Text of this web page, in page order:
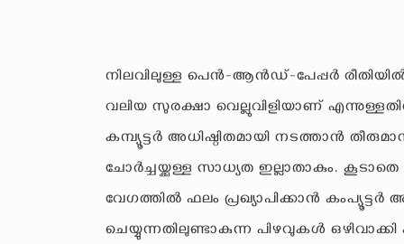
നിലവിലുള്ള പെൻ-ആൻഡ്-പേപ്പർ രീതിയിൽ
വലിയ സുരക്ഷാ വെല്ലുവിളിയാണ്
കമ്പ്യൂട്ടർ അധിഷ്ഠിതമായി നടത്താൻ
ചോർച്ചയ്ക്കുള്ള സാധ്യത ഇല്ലാതാകും.
വേഗത്തിൽ ഫലം പ്രഖ്യാപിക്കാൻ
ചെയ്യുന്നതിലുണ്ടാകുന്ന പിഴവുകൾ